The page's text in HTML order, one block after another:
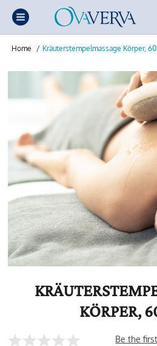
Home / Kräuterstempelmassage Körper,
KÖRPER,
Be the